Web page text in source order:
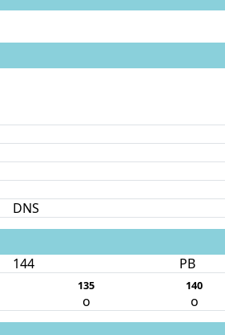
DNS
144 PB
135 140
o o